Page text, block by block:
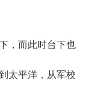
，而此时台下也
太平洋，从军校